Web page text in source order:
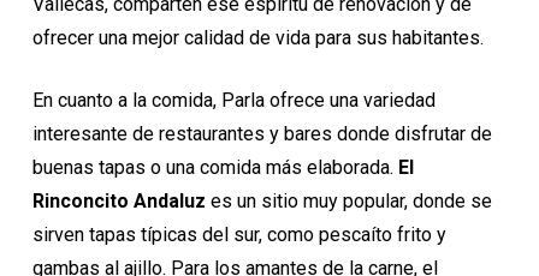
ofrecer una mejor calidad de vida para sus habitantes.
En cuanto a la comida, Parla ofrece una variedad
interesante de restaurantes y bares donde disfrutar de
buenas tapas o una comida más elaborada. El
Rinconcito Andaluz es un sitio muy popular, donde se
sirven tapas típicas del sur, como pescaíto frito y
gambas al ajillo. Para los amantes de la carne, el